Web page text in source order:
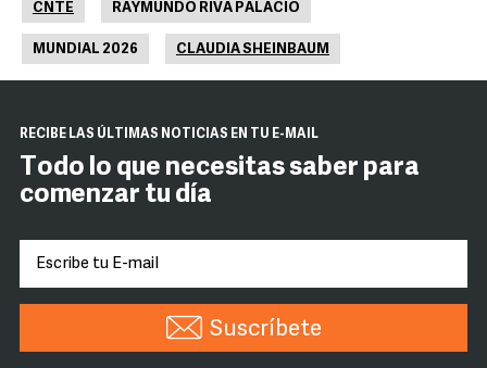
CNTE RAYMUNDO RIVA PALACIO
MUNDIAL 2026 CLAUDIA SHEINBAUM
RECIBE LAS ÚLTIMAS NOTICIAS EN TU E-MAIL
Todo lo que necesitas saber para
comenzar tu día
Suscríbete